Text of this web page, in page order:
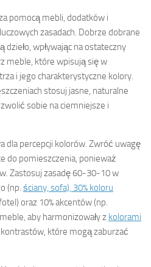
pomocą mebli, dodatków i
zasadach. Dobrze dobrane
dzieło, wpływając na ostateczny
meble, które wpisują się w
i jego charakterystyczne kolory.
stosuj jasne, naturalne
sobie na ciemniejsze i
dla percepcji kolorów. Zwróć uwagę
do pomieszczenia, ponieważ
Zastosuj zasadę 60-30-10 w
(np. ściany, sofa), 30% koloru
fotel) oraz 10% akcentów (np.
aby harmonizowały z kolorami
które mogą zaburzać